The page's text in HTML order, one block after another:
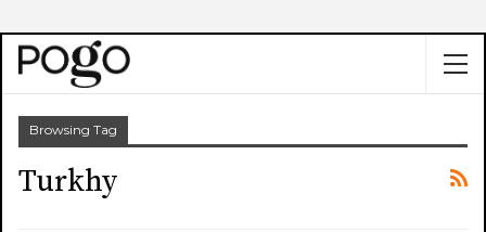
Browsing Tag
Turkhy